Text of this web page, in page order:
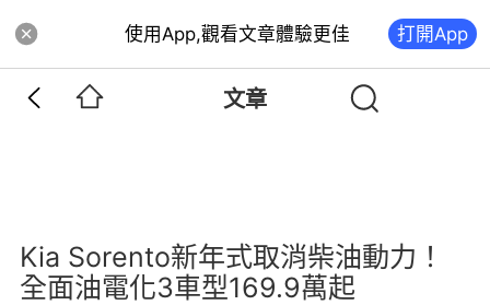
使用App,觀看文章體驗更佳 打開App
文章
Kia Sorento新年式取消柴油動力！
全面油電化3車型169.9萬起